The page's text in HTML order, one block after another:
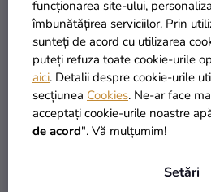
funcționarea site-ului,
îmbunătățirea serviciilor. Prin
sunteți de acord cu utilizarea
puteți refuza toate cookie-urile
aici. Detalii despre cookie-urile
secțiunea Cookies. Ne-ar face
acceptați cookie-urile noastre
de acord". Vă mulțumim!
Setări
Balon din folie cifra 5 alb
86 cm
29,16 Lei
ADAUGĂ ÎN COŞ
5